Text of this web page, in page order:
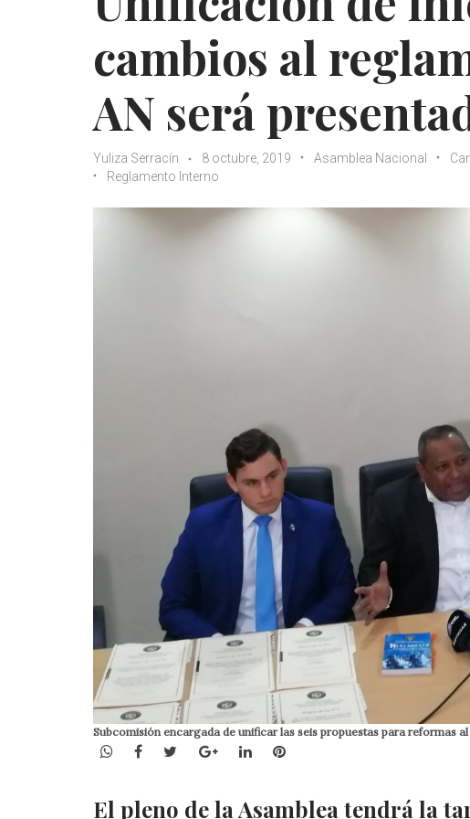
cambios al
AN será
Yuliza Serracín 8 octubre, 2019 Asamblea Nacional
Reglamento Interno
Subcomisión encargada de unificar las seis propuestas para reformas
WhatsApp
Facebook
TwitterGoogle+LinkedInPinterest
El pleno de la Asamblea tendrá la